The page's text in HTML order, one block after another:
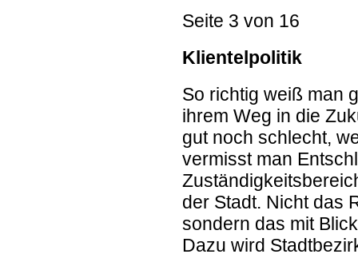
Seite 3 von 16
Klientelpolitik
So richtig weiß man
ihrem Weg in die
gut noch schlecht,
vermisst man
der Stadt. Nicht das
sondern das mit
Dazu wird